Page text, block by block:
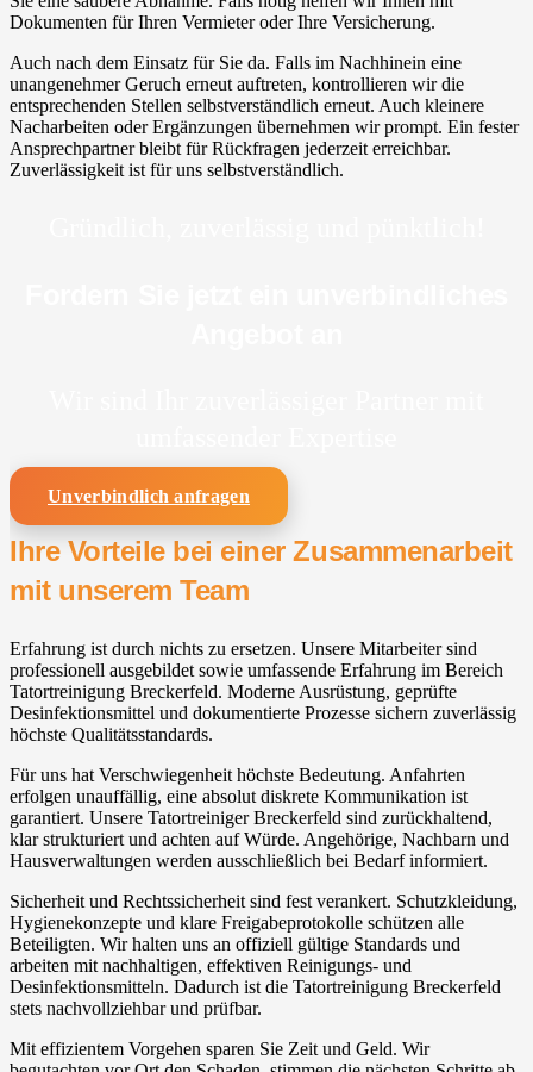
Dokumenten für Ihren Vermieter oder Ihre Versicherung.
Auch nach dem Einsatz für Sie da. Falls im Nachhinein eine
unangenehmer Geruch erneut auftreten, kontrollieren wir die
entsprechenden Stellen selbstverständlich erneut. Auch kleinere
Nacharbeiten oder Ergänzungen übernehmen wir prompt. Ein fester
Ansprechpartner bleibt für Rückfragen jederzeit erreichbar.
Zuverlässigkeit ist für uns selbstverständlich.
Unverbindlich anfragen
Ihre Vorteile bei einer Zusammenarbeit
mit unserem Team
Erfahrung ist durch nichts zu ersetzen. Unsere Mitarbeiter sind
professionell ausgebildet sowie umfassende Erfahrung im Bereich
Tatortreinigung Breckerfeld. Moderne Ausrüstung, geprüfte
Desinfektionsmittel und dokumentierte Prozesse sichern zuverlässig
höchste Qualitätsstandards.
Für uns hat Verschwiegenheit höchste Bedeutung. Anfahrten
erfolgen unauffällig, eine absolut diskrete Kommunikation ist
garantiert. Unsere Tatortreiniger Breckerfeld sind zurückhaltend,
klar strukturiert und achten auf Würde. Angehörige, Nachbarn und
Hausverwaltungen werden ausschließlich bei Bedarf informiert.
Sicherheit und Rechtssicherheit sind fest verankert. Schutzkleidung,
Hygienekonzepte und klare Freigabeprotokolle schützen alle
Beteiligten. Wir halten uns an offiziell gültige Standards und
arbeiten mit nachhaltigen, effektiven Reinigungs- und
Desinfektionsmitteln. Dadurch ist die Tatortreinigung Breckerfeld
stets nachvollziehbar und prüfbar.
Mit effizientem Vorgehen sparen Sie Zeit und Geld. Wir